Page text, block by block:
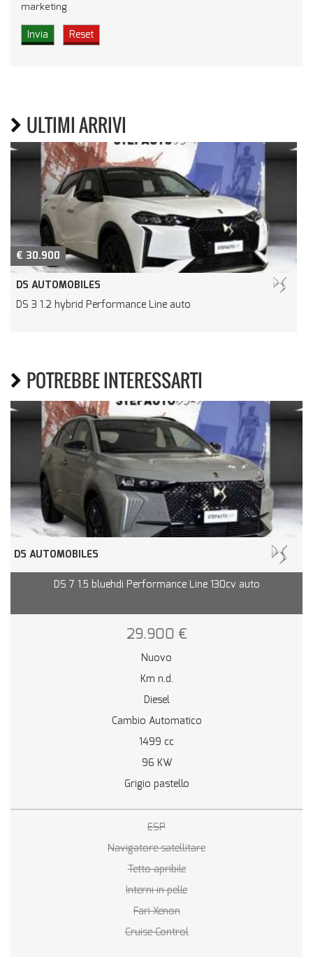
marketing
ULTIMI ARRIVI
€ 30.900
DS AUTOMOBILES
DS 3 1.2 hybrid Performance Line auto
POTREBBE INTERESSARTI
DS AUTOMOBILES
DS 7 1.5 bluehdi Performance Line 130cv auto
29.900 €
Nuovo
Km n.d.
Diesel
Cambio Automatico
1499 cc
96 KW
Grigio pastello
ESP
Navigatore satellitare
Tetto apribile
Interni in pelle
Fari Xenon
Cruise Control